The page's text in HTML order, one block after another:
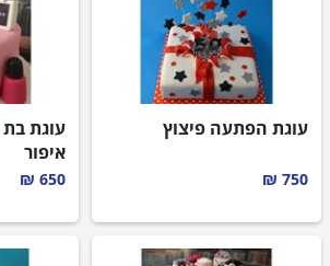
עוגת הפתעה פיצוץ
750 ₪
עוגת בת
איפור
עוגות לבת
650 ₪